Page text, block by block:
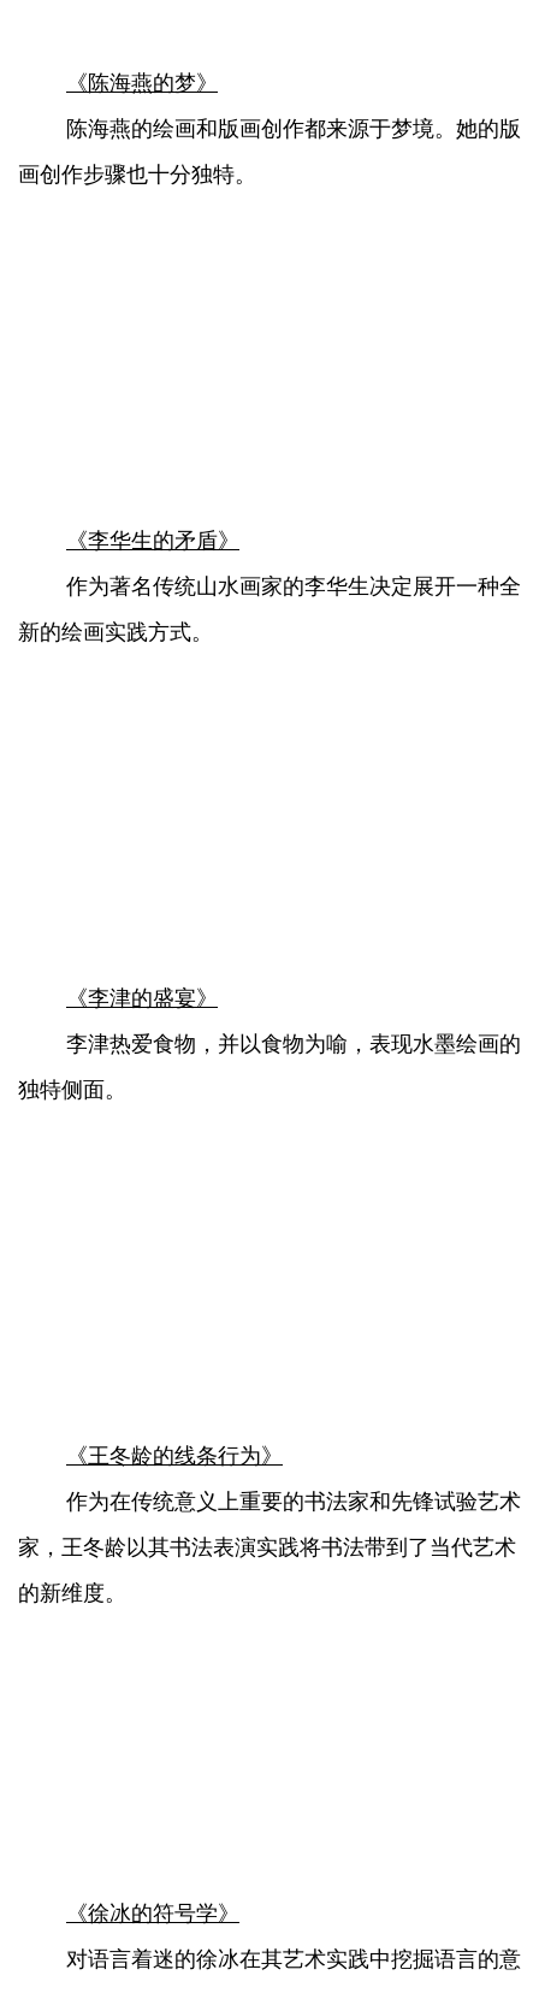
《陈海燕的梦》
陈海燕的绘画和版画创作都来源于梦境。她的版
画创作步骤也十分独特。
《李华生的矛盾》
作为著名传统山水画家的李华生决定展开一种全
新的绘画实践方式。
《李津的盛宴》
李津热爱食物，并以食物为喻，表现水墨绘画的
独特侧面。
《王冬龄的线条行为》
作为在传统意义上重要的书法家和先锋试验艺术
家，王冬龄以其书法表演实践将书法带到了当代艺术
的新维度。
《徐冰的符号学》
对语言着迷的徐冰在其艺术实践中挖掘语言的意